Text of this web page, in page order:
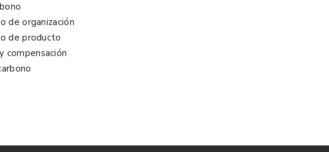
de organización
de producto
compensación